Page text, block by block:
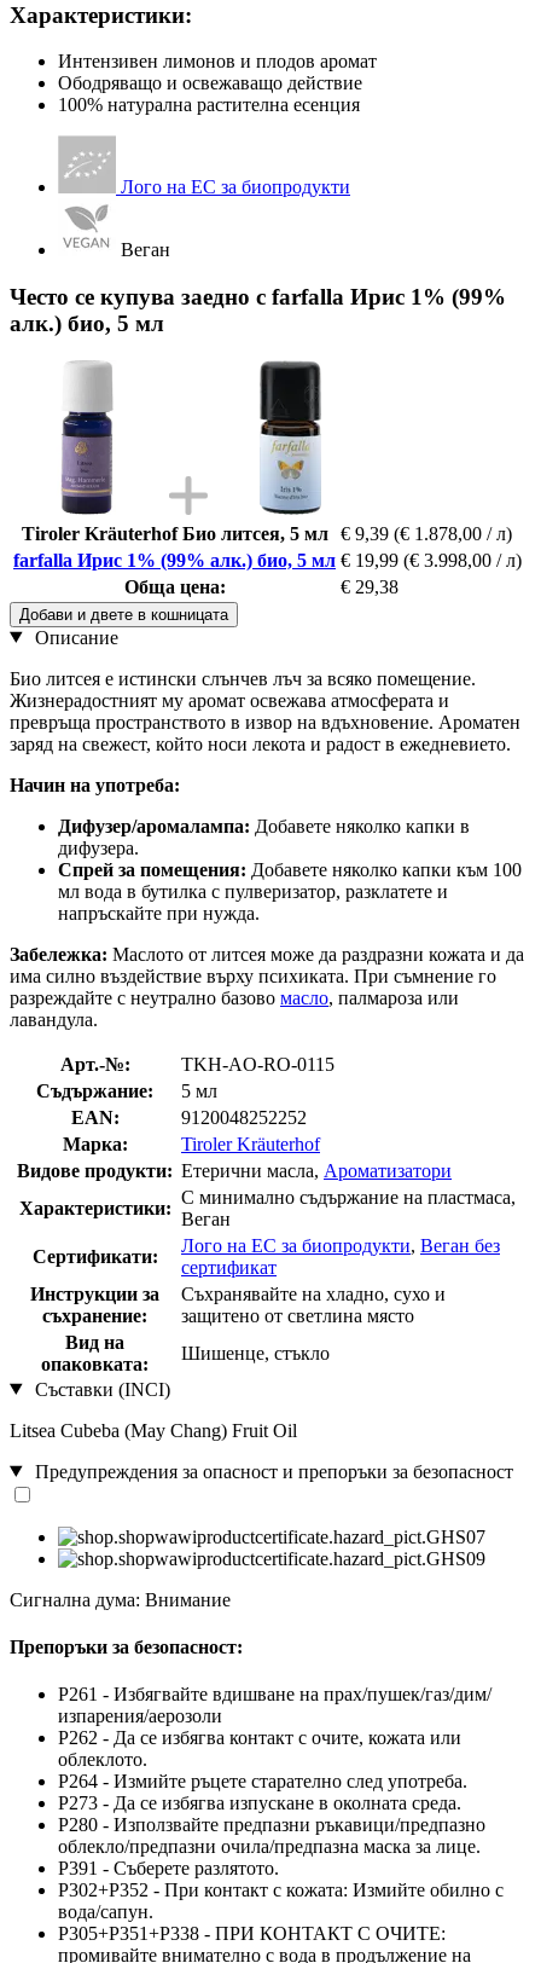
Характеристики:
Интензивен лимонов и плодов аромат
Ободряващо и освежаващо действие
100% натурална растителна есенция
Лого на ЕС за биопродукти
Веган
Често се купува заедно с farfalla Ирис 1% (99%
алк.) био, 5 мл
Tiroler Kräuterhof Био литсея, 5 мл € 9,39 (€ 1.878,00 / л)
farfalla Ирис 1% (99% алк.) био, 5 мл € 19,99 (€ 3.998,00 / л)
Обща цена:
€ 29,38
Добави и двете в кошницата
Описание
Био литсея е истински слънчев лъч за всяко помещение.
Жизнерадостният му аромат освежава атмосферата и
превръща пространството в извор на вдъхновение. Ароматен
заряд на свежест, който носи лекота и радост в ежедневието.
Начин на употреба:
Дифузер/аромалампа: Добавете няколко капки в
дифузера.
Спрей за помещения: Добавете няколко капки към 100
мл вода в бутилка с пулверизатор, разклатете и
напръскайте при нужда.
Забележка: Маслото от литсея може да раздразни кожата и да
има силно въздействие върху психиката. При съмнение го
разреждайте с неутрално базово масло, палмароза или
лавандула.
Арт.-№:
TKH-AO-RO-0115
Съдържание:
5 мл
EAN:
9120048252252
Марка:
Tiroler Kräuterhof
Видове продукти: Етерични масла, Ароматизатори
Характеристики:
С минимално съдържание на пластмаса,
Веган
Сертификати:
Лого на ЕС за биопродукти, Веган без
сертификат
Инструкции за
съхранение:
Съхранявайте на хладно, сухо и
защитено от светлина място
Вид на
опаковката:
Шишенце, стъкло
Съставки (INCI)
Litsea Cubeba (May Chang) Fruit Oil
Предупреждения за опасност и препоръки за безопасност
Сигнална дума: Внимание
Препоръки за безопасност:
P261 - Избягвайте вдишване на прах/пушек/газ/дим/
изпарения/аерозоли
P262 - Да се избягва контакт с очите, кожата или
облеклото.
P264 - Измийте ръцете старателно след употреба.
P273 - Да се избягва изпускане в околната среда.
P280 - Използвайте предпазни ръкавици/предпазно
облекло/предпазни очила/предпазна маска за лице.
P391 - Съберете разлятото.
P302+P352 - При контакт с кожата: Измийте обилно с
вода/сапун.
P305+P351+P338 - ПРИ КОНТАКТ С ОЧИТЕ:
промивайте внимателно с вода в продължение на